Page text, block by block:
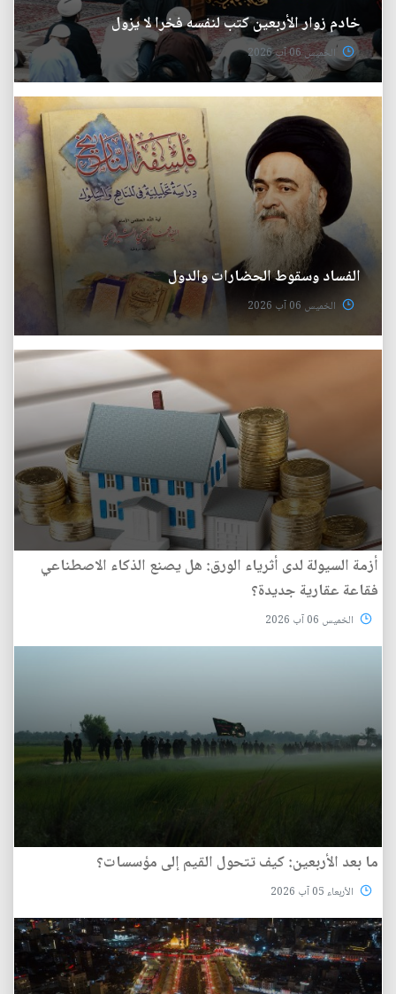
خادم زوار الأربعين كتب لنفسه فخرا لا يزول
الخميس 06 آب 2026
الفساد وسقوط الحضارات والدول
الخميس 06 آب 2026
أزمة السيولة لدى أثرياء الورق: هل يصنع الذكاء الاصطناعي
فقاعة عقارية جديدة؟
الخميس 06 آب 2026
ما بعد الأربعين: كيف تتحول القيم إلى مؤسسات؟
الأربعاء 05 آب 2026